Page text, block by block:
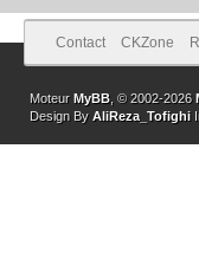
Contact CKZone
Moteur MyBB , © 2002-2026
Design By AliReza_Tofighi